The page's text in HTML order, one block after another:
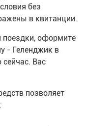
без
в квитанции.
поездки, оформите
- Геленджик в
Вас
позволяет